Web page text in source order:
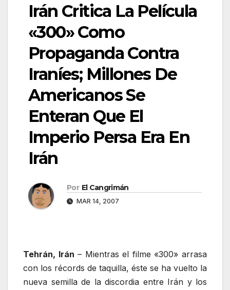
Irán Critica La Película
«300» Como
Propaganda Contra
Iraníes; Millones De
Americanos Se
Enteran Que El
Imperio Persa Era En
Irán
Por El Cangrimán
MAR 14, 2007
Tehrán, Irán – Mientras el filme «300» arrasa
con los récords de taquilla, éste se ha vuelto la
nueva semilla de la discordia entre Irán y los